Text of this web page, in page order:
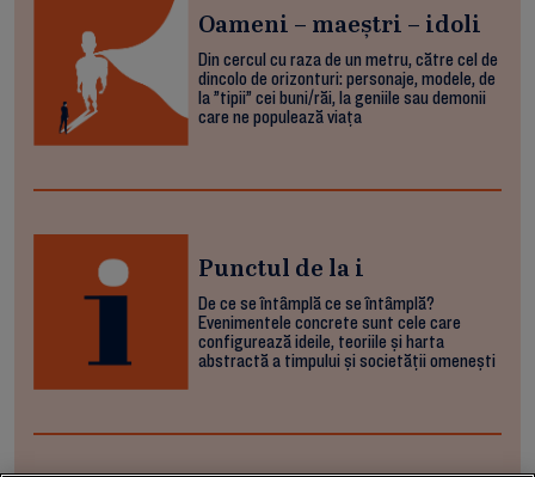
Oameni – maeștri – idoli
Din cercul cu raza de un metru, către cel de
dincolo de orizonturi: personaje, modele, de
la ”tipii” cei buni/răi, la geniile sau demonii
care ne populează viața
Punctul de la i
De ce se întâmplă ce se întâmplă?
Evenimentele concrete sunt cele care
configurează ideile, teoriile și harta
abstractă a timpului și societății omenești